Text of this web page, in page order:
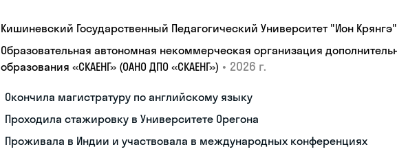
Кишиневский Государственный Педагогический Университет "Ион Крянгэ"
Образовательная автономная некоммерческая организация
образования «СКАЕНГ» (ОАНО ДПО «СКАЕНГ») • 2026 г.
Окончила магистратуру по английскому языку
Проходила стажировку в Университете Орегона
Проживала в Индии и участвовала в международных конференциях